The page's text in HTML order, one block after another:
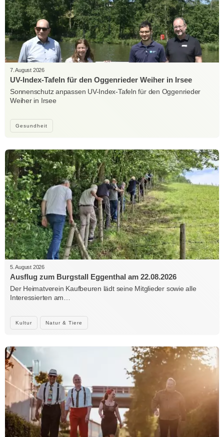
Gesundheit
7. August 2026
UV-Index-Tafeln für den Oggenrieder Weiher in Irsee
Sonnenschutz anpassen UV-Index-Tafeln für den Oggenrieder
Weiher in Irsee
Kultur Natur & Tiere
5. August 2026
Ausflug zum Burgstall Eggenthal am 22.08.2026
Der Heimatverein Kaufbeuren lädt seine Mitglieder sowie alle
Interessierten am…